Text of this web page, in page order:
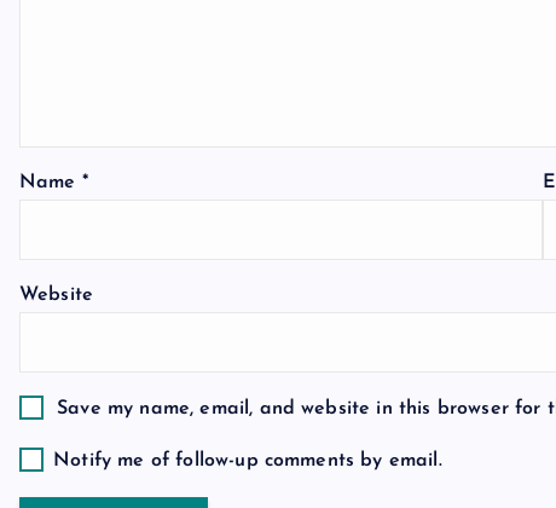
a
i
o
n
Name *
Website
Save my name, email, and website in this browser for
Notify me of follow-up comments by email.